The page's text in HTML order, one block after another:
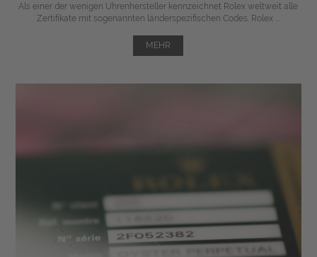
Als einer der wenigen Uhrenhersteller kennzeichnet Rolex weltweit alle
Zertifikate mit sogenannten länderspezifischen Codes. Rolex ...
MEHR